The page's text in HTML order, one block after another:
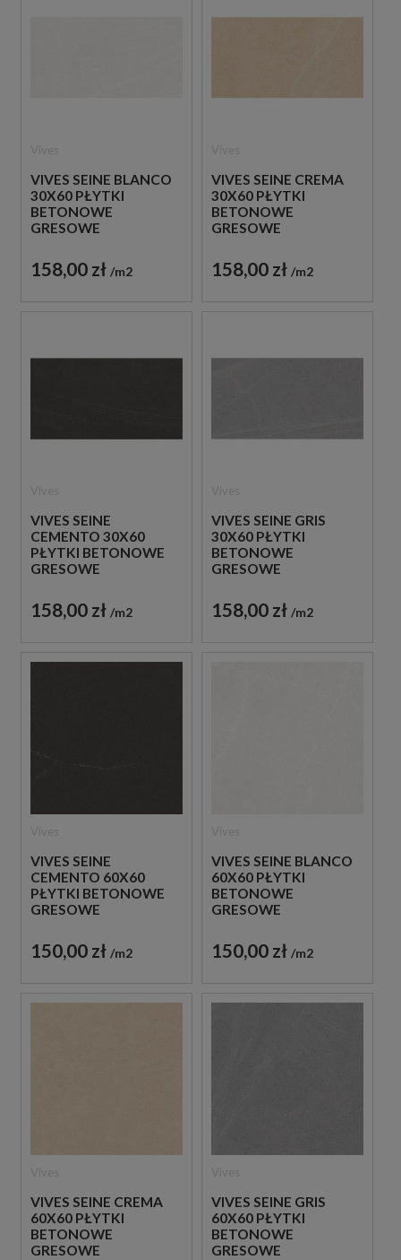
VIVES SEINE BLANCO
30X60 PŁYTKI
BETONOWE
GRESOWE
158,00 zł m2
VIVES SEINE CREMA
30X60 PŁYTKI
BETONOWE
GRESOWE
158,00 zł m2
VIVES SEINE
CEMENTO 30X60
PŁYTKI BETONOWE
GRESOWE
158,00 zł m2
VIVES SEINE GRIS
30X60 PŁYTKI
BETONOWE
GRESOWE
158,00 zł m2
VIVES SEINE
CEMENTO 60X60
PŁYTKI BETONOWE
GRESOWE
150,00 zł m2
VIVES SEINE BLANCO
60X60 PŁYTKI
BETONOWE
GRESOWE
150,00 zł m2
VIVES SEINE CREMA
60X60 PŁYTKI
BETONOWE
GRESOWE
VIVES SEINE GRIS
60X60 PŁYTKI
BETONOWE
GRESOWE